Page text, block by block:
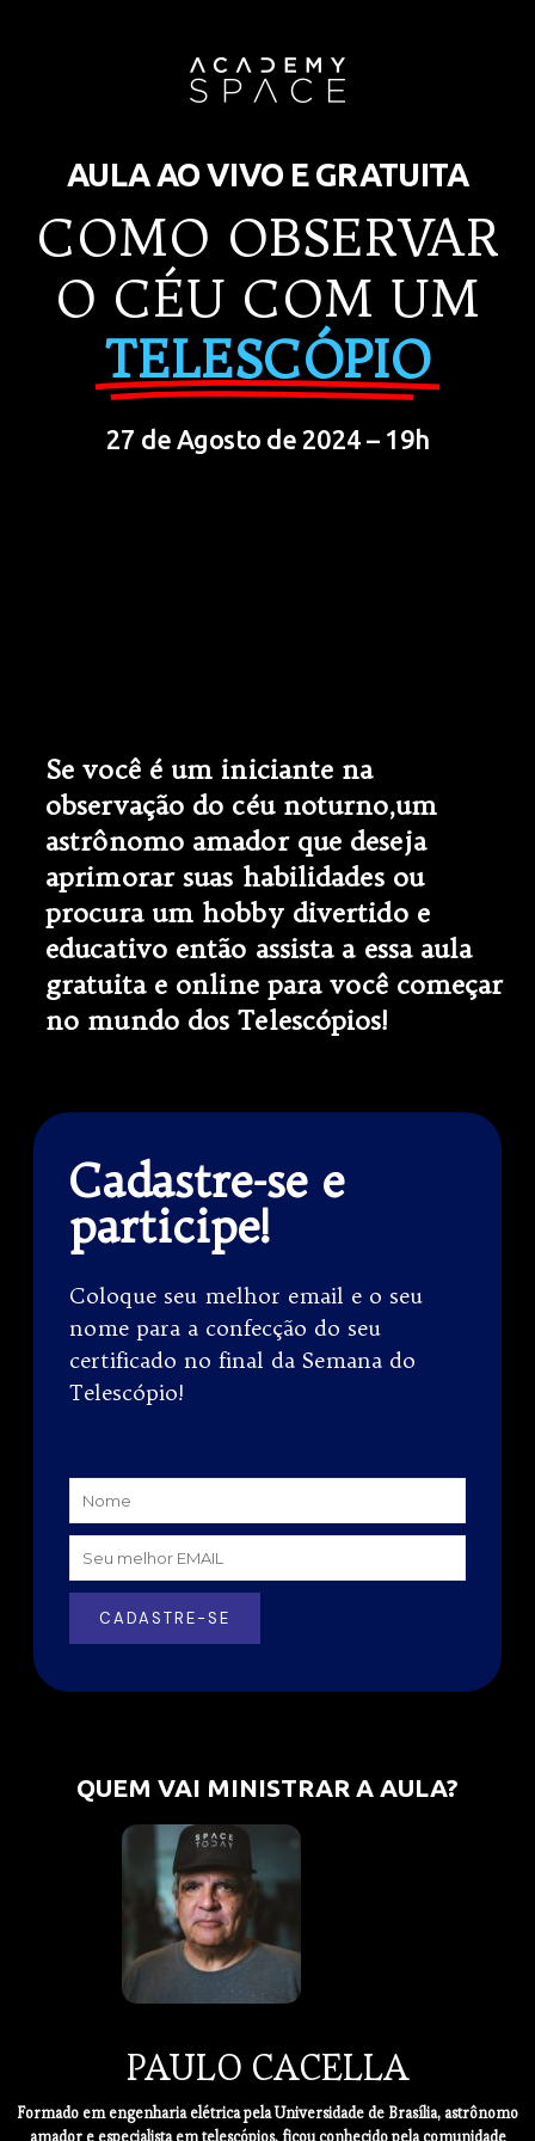
AULA AO VIVO E GRATUITA
COMO OBSERVAR
O CÉU COM UM
TELESCÓPIO
27 de Agosto de 2024 – 19h
Se você é um iniciante na
observação do céu noturno,um
astrônomo amador que deseja
aprimorar suas habilidades ou
procura um hobby divertido e
educativo então assista a essa aula
gratuita e online para você começar
no mundo dos Telescópios!
Cadastre-se e
participe!
Coloque seu melhor email e o seu
nome para a confecção do seu
certificado no final da Semana do
Telescópio!
QUEM VAI MINISTRAR A AULA?
PAULO CACELLA
Formado em engenharia elétrica pela Universidade de Brasília, astrônomo